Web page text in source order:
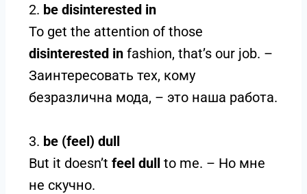
2. be disinterested in
To get the attention of those
disinterested in fashion, that’s our job. –
Заинтересовать тех, кому
безразлична мода, – это наша работа.
3. be (feel) dull
But it doesn’t feel dull to me. – Но мне
не скучно.